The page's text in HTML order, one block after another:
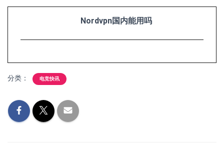
Nordvpn国内能用吗
分类： 电竞快讯